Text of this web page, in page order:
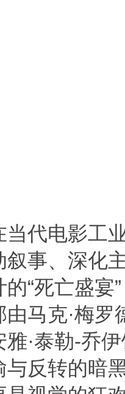
当代电影工
叙事、深化
的“死亡盛宴
由马克·梅
雅·泰勒-乔
与反转的暗